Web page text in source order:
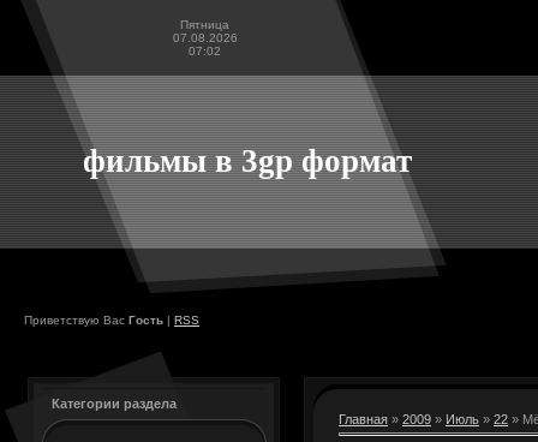
Пятница
07.08.2026
07:02
фильмы в 3gp формат
Приветствую Вас Гость | RSS
Категории раздела
Главная » 2009 » Июль » 22 »